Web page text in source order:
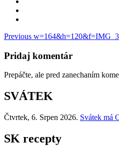
Navigácia
v
článku
Previous
Pridaj komentár
Prepáčte, ale pred zanechaním
SVÁTEK
Čtvrtek, 6. Srpen 2026. Svátek má
SK recepty